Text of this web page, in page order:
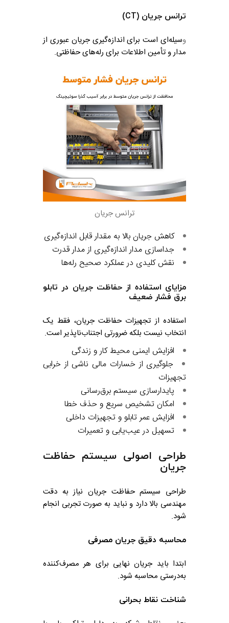
ترانس جریان (CT)
وسیله‌ای است برای اندازه‌گیری جریان عبوری از
مدار و تأمین اطلاعات برای رله‌های حفاظتی.
ترانس جریان
کاهش جریان بالا به مقدار قابل اندازه‌گیری
جداسازی مدار اندازه‌گیری از مدار قدرت
نقش کلیدی در عملکرد صحیح رله‌ها
مزایای استفاده از حفاظت جریان در تابلو
برق فشار ضعیف
استفاده از تجهیزات حفاظت جریان، فقط یک
انتخاب نیست بلکه ضرورتی اجتناب‌ناپذیر است.
افزایش ایمنی محیط کار و زندگی
جلوگیری از خسارات مالی ناشی از خرابی
تجهیزات
پایدارسازی سیستم برق‌رسانی
امکان تشخیص سریع و حذف خطا
افزایش عمر تابلو و تجهیزات داخلی
تسهیل در عیب‌یابی و تعمیرات
طراحی اصولی سیستم حفاظت
جریان
طراحی سیستم حفاظت جریان نیاز به دقت
مهندسی بالا دارد و نباید به صورت تجربی انجام
شود.
محاسبه دقیق جریان مصرفی
ابتدا باید جریان نهایی برای هر مصرف‌کننده
به‌درستی محاسبه شود.
شناخت نقاط بحرانی